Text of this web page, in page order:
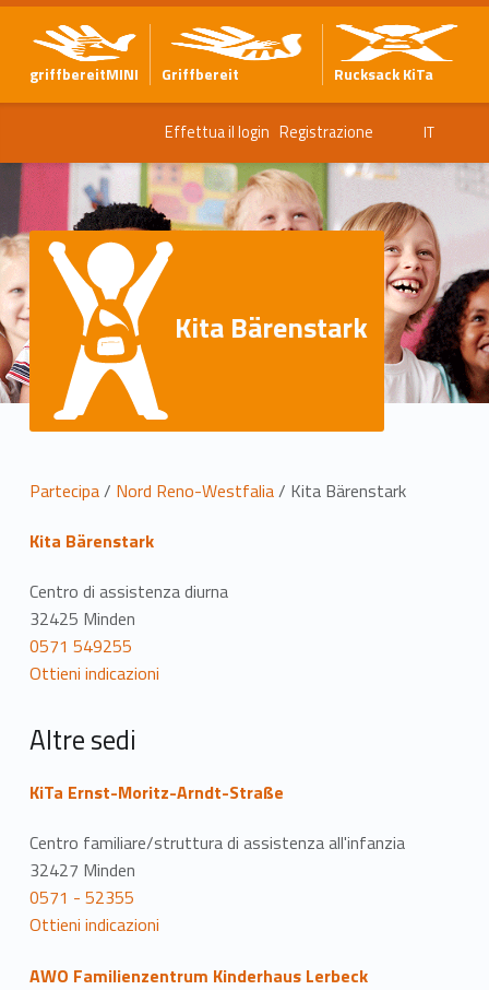
griffbereitMINI Griffbereit Rucksack KiTa
Effettua il login Registrazione IT
Kita Bärenstark
P
o
s
i
z
i
o
n
e
Partecipa/ Nord Reno-Westfalia/ Kita Bärenstark
Kita Bärenstark
Centro di assistenza diurna
32425 Minden
0571 549255
Ottieni indicazioni
Altre sedi
KiTa Ernst-Moritz-Arndt-Straße
Centro familiare/struttura di assistenza all'infanzia
32427 Minden
0571 - 52355
Ottieni indicazioni
AWO Familienzentrum Kinderhaus Lerbeck